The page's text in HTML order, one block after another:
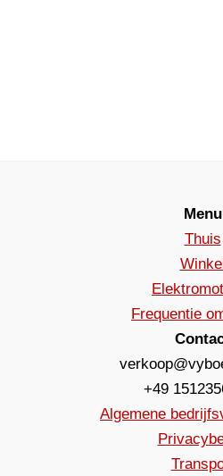
Menu
Thuis
Frequentie
+49
Algemene